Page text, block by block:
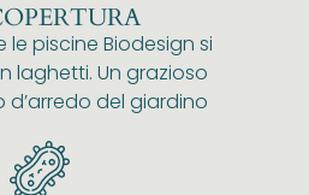
le piscine Biodesign si
laghetti. Un grazioso
del giardino